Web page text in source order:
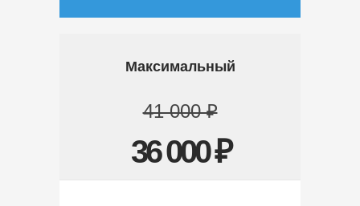
Максимальный
41 000 ₽
36 000 ₽